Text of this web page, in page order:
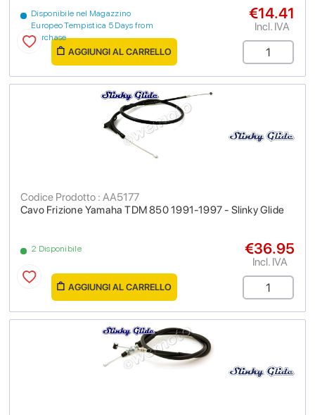
Disponibile nel Magazzino
Europeo Tempistica 5 Days from
purchase
€14.41
Incl. IVA
AGGIUNGI AL CARRELLO
Cavo Frizione Yamaha TDM 850 1991-1997 - Slinky Glide
Codice Prodotto : AA5177
2 Disponibile €36.95
Incl. IVA
AGGIUNGI AL CARRELLO